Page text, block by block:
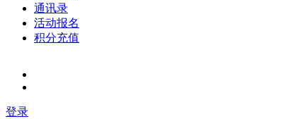
通讯录
活动报名
积分充值
登录